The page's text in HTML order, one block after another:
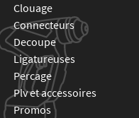
clouage
connecteurs
decoupe
ligatureuses
percage
plv et accessoires
promos